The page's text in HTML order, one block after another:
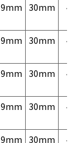
9mm 30mm
9mm 30mm
9mm 30mm
9mm 30mm
9mm 30mm